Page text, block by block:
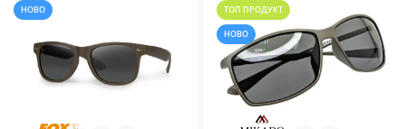
НОВО ТОП ПРОДУКТ
НОВО